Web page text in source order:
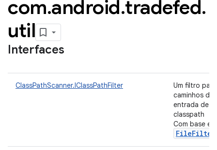
com.android.tradefed.
util
Interfaces
ClassPathScanner.IClassPathFilter
Um filtro para
caminhos de
entrada de
classpath
Com base em
FileFilter